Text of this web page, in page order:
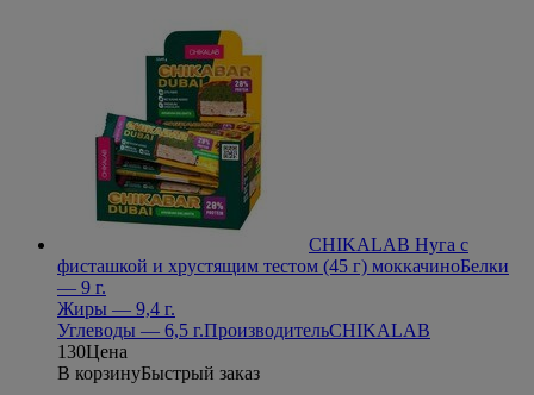
CHIKALAB Нуга с
фисташкой и хрустящим тестом (45 г) моккачиноБелки
— 9 г.
Жиры — 9,4 г.
Углеводы — 6,5 г.ПроизводительCHIKALAB
130Цена
В корзинуБыстрый заказ